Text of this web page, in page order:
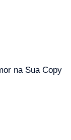
na Sua Copy